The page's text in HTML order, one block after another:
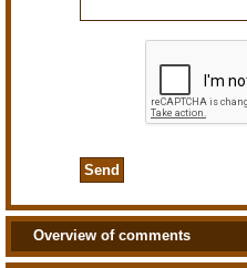
Overview of comments